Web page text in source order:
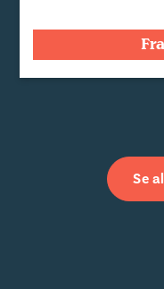
Se